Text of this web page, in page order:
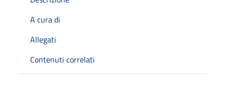
A cura di
Allegati
Contenuti correlati